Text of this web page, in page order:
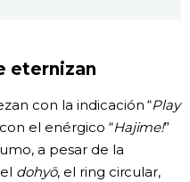
eternizan
con la indicación “Play
el enérgico “Hajime!”
a pesar de la
dohyō, el ring circular,